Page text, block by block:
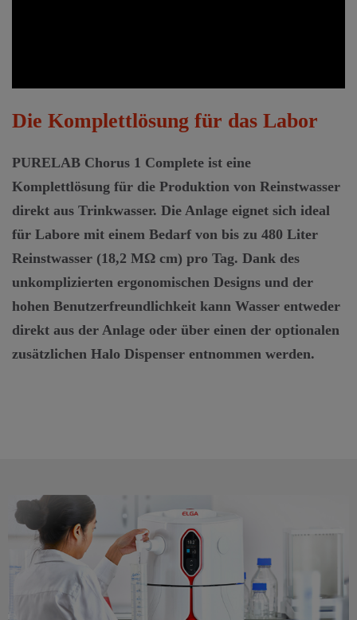
Die Komplettlösung für das Labor
PURELAB Chorus 1 Complete ist eine
Komplettlösung für die Produktion von Reinstwasser
direkt aus Trinkwasser. Die Anlage eignet sich ideal
für Labore mit einem Bedarf von bis zu 480 Liter
Reinstwasser (18,2 MΩ cm) pro Tag. Dank des
unkomplizierten ergonomischen Designs und der
hohen Benutzerfreundlichkeit kann Wasser entweder
direkt aus der Anlage oder über einen der optionalen
zusätzlichen Halo Dispenser entnommen werden.